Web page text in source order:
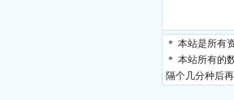
＊ 本站是所有
＊ 本站所有的
隔个几分种后